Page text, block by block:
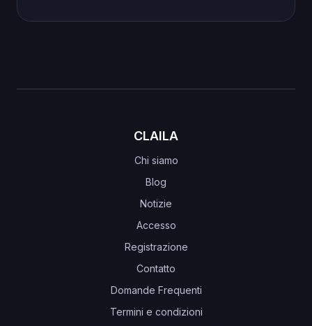
CLAILA
Chi siamo
Blog
Notizie
Accesso
Registrazione
Contatto
Domande Frequenti
Termini e condizioni